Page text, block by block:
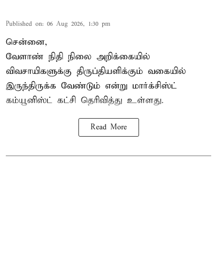
Published on: 06 Aug 2026, 1:30 pm
சென்னை,
வேளாண் நிதி நிலை அறிக்கையில்
விவசாயிகளுக்கு திருப்தியளிக்கும் வகையில்
இருந்திருக்க வேண்டும் என்று மார்க்சிஸ்ட்
கம்யூனிஸ்ட் கட்சி தெரிவித்து உள்ளது.
Read More